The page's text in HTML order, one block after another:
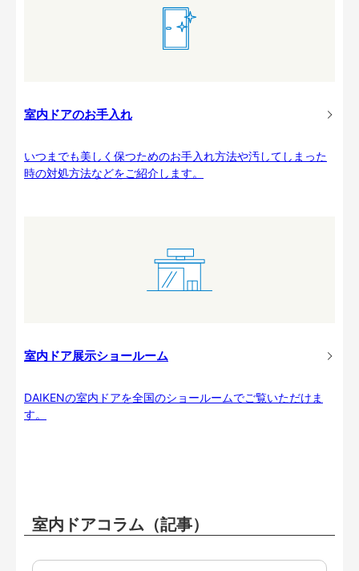
室内ドアのお手入れ
いつまでも美しく保つためのお手入れ方法や汚してしまった
時の対処方法などをご紹介します。
室内ドア展示ショールーム
DAIKENの室内ドアを全国のショールームでご覧いただけま
す。
室内ドアコラム（記事）